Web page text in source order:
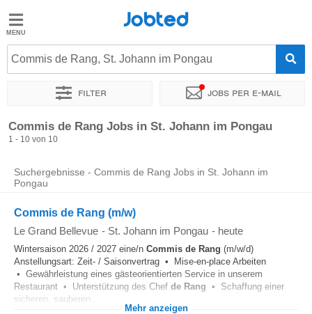
Jobted
Jobs
Jobted
Commis de Rang, St. Johann im Pongau
Filter Jobs per e-mail
Sortieren nach Genauer Standort Unternehmen
Commis de Rang Jobs in St. Johann im Pongau
1 - 10 von 10
Suchergebnisse - Commis de Rang Jobs in St. Johann im
Pongau
Commis de Rang (m/w)
Le Grand Bellevue - St. Johann im Pongau - heute
Wintersaison 2026 / 2027 eine/n Commis de Rang (m/w/d)
Anstellungsart: Zeit- / Saisonvertrag • Mise-en-place Arbeiten
• Gewährleistung eines gästeorientierten Service in unserem
Restaurant • Unterstützung des Chef de Rang • Schaffung einer
sicheren, sauberen...
Mehr anzeigen